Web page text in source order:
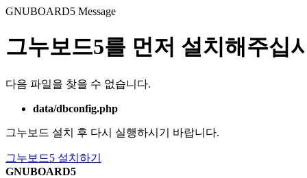
GNUBOARD5 Message
그누보드5를 먼저 설치해주십
다음 파일을 찾을 수 없습니다.
data/dbconfig.php
그누보드 설치 후 다시 실행하시기 바랍니다.
그누보드5 설치하기
GNUBOARD5